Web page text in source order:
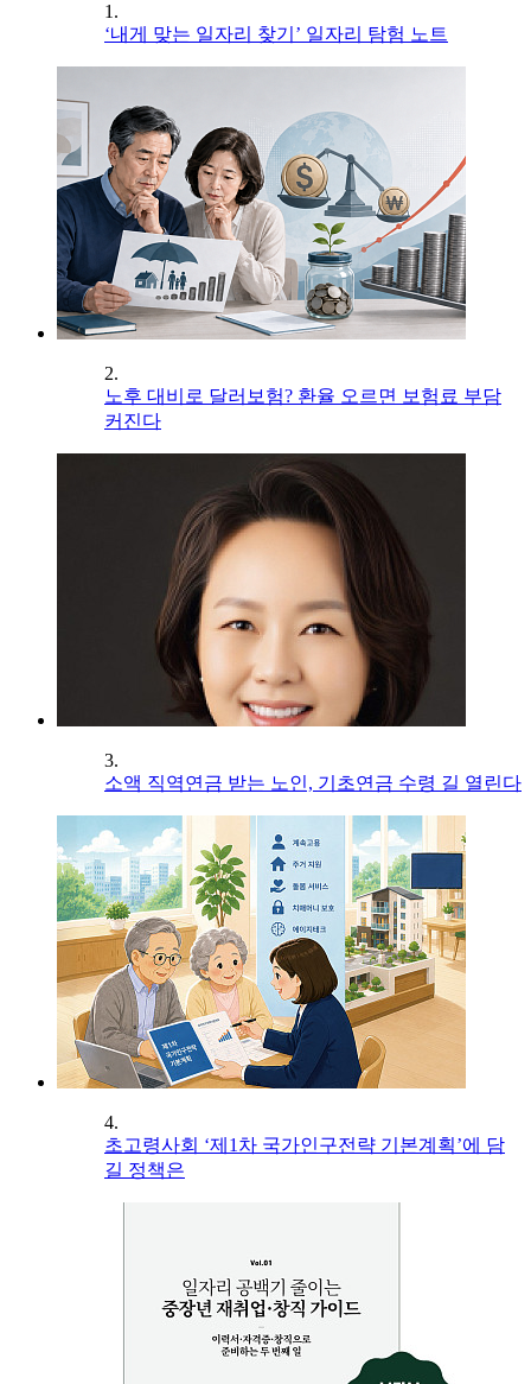
1.
‘내게 맞는 일자리 찾기’ 일자리 탐험 노트
2.
노후 대비로 달러보험? 환율 오르면 보험료 부담
커진다
3.
소액 직역연금 받는 노인, 기초연금 수령 길 열린다
4.
초고령사회 ‘제1차 국가인구전략 기본계획’에 담
길 정책은